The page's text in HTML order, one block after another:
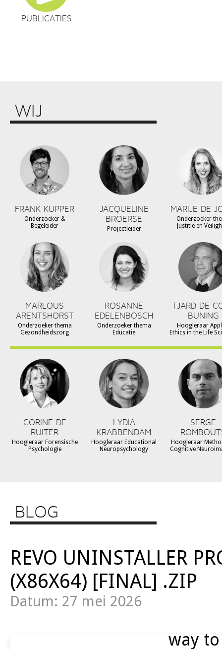
PUBLICATIES
WIJ
FRANK KUPPER
Onderzoeker &
Begeleider
JACQUELINE
BROERSE
Projectleider
MARIJE DE
Onderzoeker
Justitie en
MARLOUS
ARENTSHORST
Onderzoeker thema
Gezondheidszorg
ROSANNE
EDELENBOSCH
Onderzoeker thema
Educatie
TJARD DE
BUNING
Hoogleraar
Ethics in the Life
CORINE DE
RUITER
Hoogleraar Forensische
Psychologie
LYDIA
KRABBENDAM
Hoogleraar Educational
Neuropsychology
SERGE
Hoogleraar
Cognitive
BLOG
REVO UNINSTALLER
(X86X64) [FINAL] .ZIP
Datum: 27 mei 2026
way